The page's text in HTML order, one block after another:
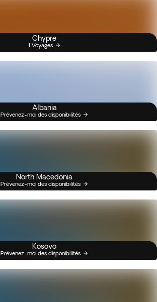
Chypre
1 Voyages
Albania
Prévenez-moi des disponibilités
North Macedonia
Prévenez-moi des disponibilités
Kosovo
Prévenez-moi des disponibilités